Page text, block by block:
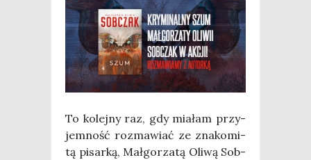
To kolej­ny raz, gdy mia­łam przy­
jem­ność roz­ma­wiać ze zna­ko­mi­
tą pisar­ką, Mał­go­rza­tą Oli­wą Sob­